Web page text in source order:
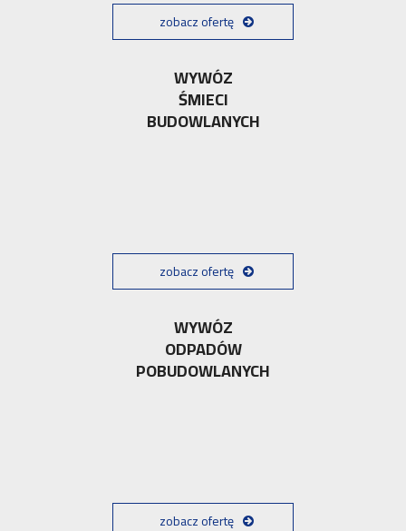
zobacz ofertę
WYWÓZ
ŚMIECI
BUDOWLANYCH
zobacz ofertę
WYWÓZ
ODPADÓW
POBUDOWLANYCH
zobacz ofertę